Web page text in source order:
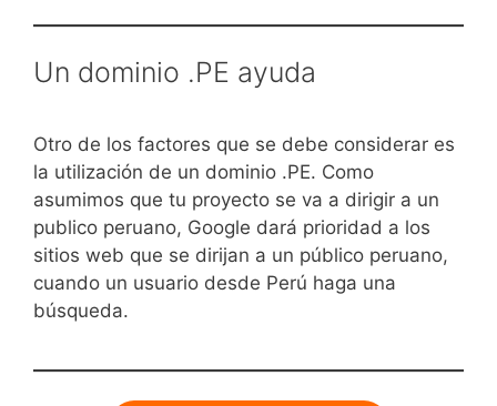
Un dominio .PE ayuda
Otro de los factores que se debe considerar es
la utilización de un dominio .PE. Como
asumimos que tu proyecto se va a dirigir a un
publico peruano, Google dará prioridad a los
sitios web que se dirijan a un público peruano,
cuando un usuario desde Perú haga una
búsqueda.